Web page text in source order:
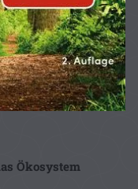
Ökosystem